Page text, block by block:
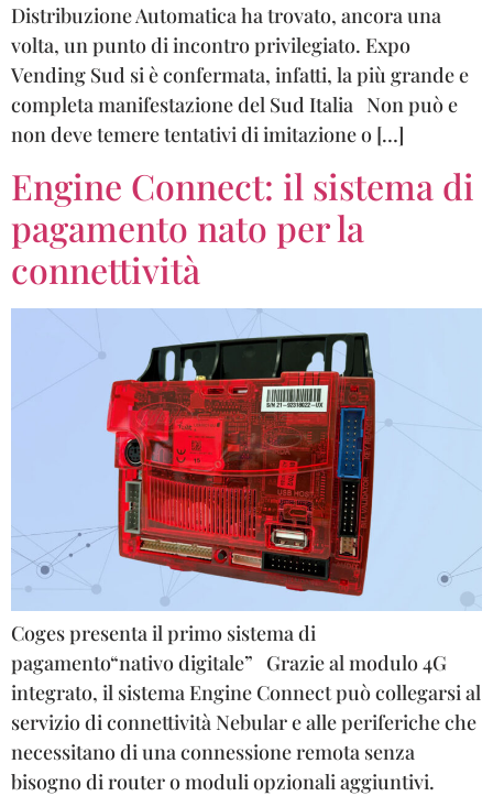
Distribuzione Automatica ha trovato, ancora una
volta, un punto di incontro privilegiato. Expo
Vending Sud si è confermata, infatti, la più grande e
completa manifestazione del Sud Italia Non può e
non deve temere tentativi di imitazione o […]
Engine Connect: il sistema di
pagamento nato per la
connettività
Coges presenta il primo sistema di
pagamento“nativo digitale” Grazie al modulo 4G
integrato, il sistema Engine Connect può collegarsi al
servizio di connettività Nebular e alle periferiche che
necessitano di una connessione remota senza
bisogno di router o moduli opzionali aggiuntivi.